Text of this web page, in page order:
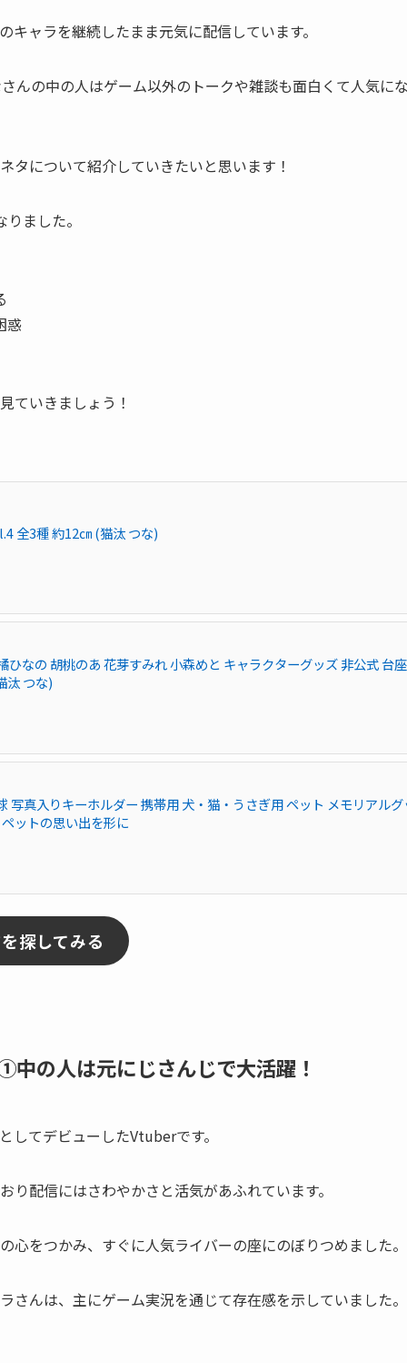
ャラを継続したまま元気に配信しています。
んの中の人はゲーム以外のトークや雑談も面白くて人気に
タについて紹介していきたいと思います！
りました。
惑
ていきましょう！
全3種 約12㎝ (猫汰 つな)
ひなの 胡桃のあ 花芽すみれ 小森めと キャラクターグッズ 非公式 台
汰 つな)
真入りキーホルダー 携帯用 犬・猫・うさぎ用 ペット メモリアルグ
ットの思い出を形に
探してみる
の人は元にじさんじで大活躍！
してデビューしたVtuberです。
り配信にはさわやかさと活気があふれています。
をつかみ、すぐに人気ライバーの座にのぼりつめました。
さんは、主にゲーム実況を通じて存在感を示していました。